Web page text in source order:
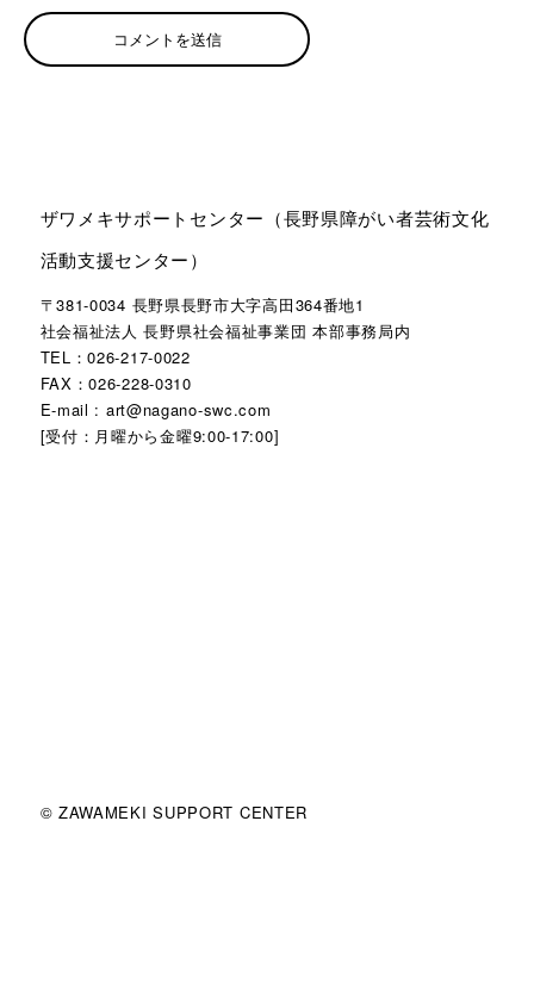
ザワメキサポートセンター（長野県障がい者芸術文化
活動支援センター）
〒381-0034 長野県長野市大字高田364番地1
社会福祉法人 長野県社会福祉事業団 本部事務局内
TEL：026-217-0022
FAX：026-228-0310
E-mail : art@nagano-swc.com
[受付：月曜から金曜9:00-17:00]
© ZAWAMEKI SUPPORT CENTER